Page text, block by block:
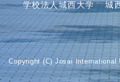
学校法人城西大学 城
Copyright (C) Josai